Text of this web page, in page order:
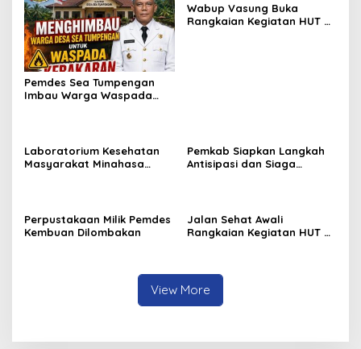
Pemdes Sea Tumpengan
Imbau Warga Waspada
Wabup Vasung Buka
Rangkaian Kegiatan HUT RI
Laboratorium Kesehatan
Masyarakat Minahasa
Pemkab Siapkan Langkah
Antisipasi dan Siaga
Perpustakaan Milik Pemdes
Kembuan Dilombakan
Jalan Sehat Awali
Rangkaian Kegiatan HUT RI
View More